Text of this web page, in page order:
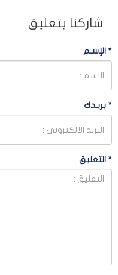
شاركنا بتعليق
* الإسـم
* بريـدك
* التعليق